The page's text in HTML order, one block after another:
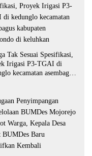
Tak Sesuai Spesifikasi,
Irigasi P3-TGAI di
kecamatan asembagus